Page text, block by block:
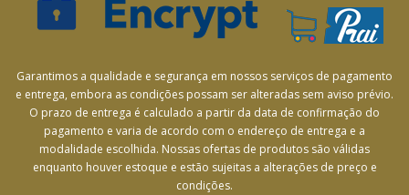
Garantimos a qualidade e segurança em nossos serviços de pagamento
e entrega, embora as condições possam ser alteradas sem aviso prévio.
O prazo de entrega é calculado a partir da data de confirmação do
pagamento e varia de acordo com o endereço de entrega e a
modalidade escolhida. Nossas ofertas de produtos são válidas
enquanto houver estoque e estão sujeitas a alterações de preço e
condições.